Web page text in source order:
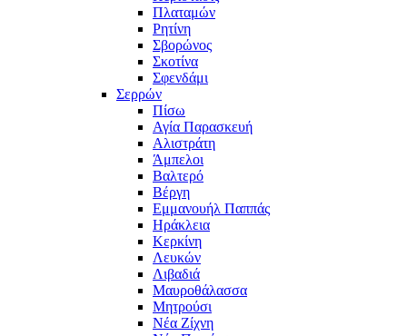
Πλαταμών
Ρητίνη
Σβορώνος
Σκοτίνα
Σφενδάμι
Σερρών
Πίσω
Αγία Παρασκευή
Αλιστράτη
Άμπελοι
Βαλτερό
Βέργη
Εμμανουήλ Παππάς
Ηράκλεια
Κερκίνη
Λευκών
Λιβαδιά
Μαυροθάλασσα
Μητρούσι
Νέα Ζίχνη